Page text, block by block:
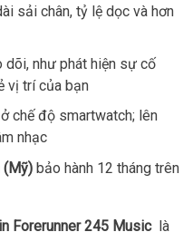
sải chân, tỷ lệ dọc và hơn
dõi, như phát hiện sự cố
vị trí của bạn
chế độ smartwatch; lên
nhạc
(Mỹ)bảo hành 12 tháng trên
Forerunner 245 Musiclà